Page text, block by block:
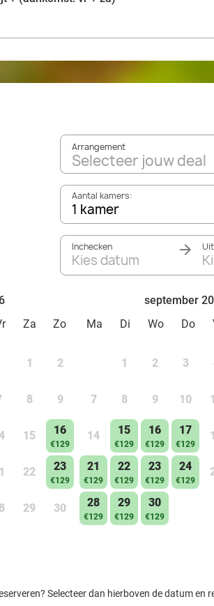
Arrangement
Selecteer jouw deal
Aantal kamers:
1 kamer
Inchecken
Kies datum
Za Zo
1 2
8 9
15 16
€129
22 23
€129
29 30
september
Ma
Di Wo Do
1 2 3
7 8 9 10
14 15
€129
16
€129
17
€129
21
€129
22
€129
23
€129
24
€129
28
€129
29
€129
30
€129
Selecteer dan hierboven de datum en